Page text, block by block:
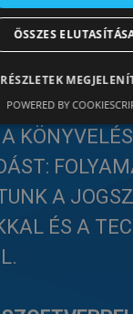
A
ÉS A
ÖSSZES
RÉSZLETEK
POWERED BY